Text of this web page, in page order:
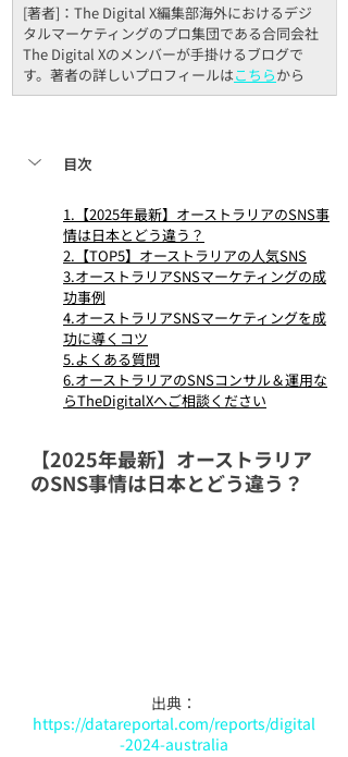
[著者]：The Digital X編集部海外におけるデジ
タルマーケティングのプロ集団である合同会社
The Digital Xのメンバーが手掛けるブログで
す。著者の詳しいプロフィールはこちらから
目次
1.【2025年最新】オーストラリアのSNS事
情は日本とどう違う？
2.【TOP5】オーストラリアの人気SNS
3.オーストラリアSNSマーケティングの成
功事例
4.オーストラリアSNSマーケティングを成
功に導くコツ
5.よくある質問
6.オーストラリアのSNSコンサル＆運用な
らTheDigitalXへご相談ください
【2025年最新】 オーストラリア
のSNS事情は日本とどう違う？
出典：
https://datareportal.com/reports/digital
-2024-australia